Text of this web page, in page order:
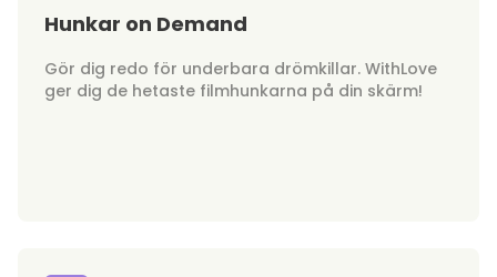
Hunkar on Demand
Gör dig redo för underbara drömkillar. WithLove
ger dig de hetaste filmhunkarna på din skärm!